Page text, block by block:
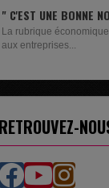
LIVRES
Un lundi sur deux,
présente les livres de...
RETROUVEZ-